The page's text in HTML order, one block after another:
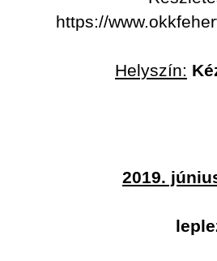
https://
Helyszín:
2019.